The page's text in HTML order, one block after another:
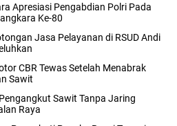
Apresiasi Pengabdian Polri Pada
Ke-80
Jasa Pelayanan di RSUD Andi
CBR Tewas Setelah Menabrak
Sawit
Sawit Tanpa Jaring
Raya